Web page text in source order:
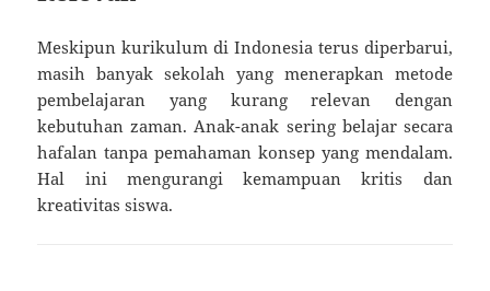
Meskipun kurikulum di Indonesia terus diperbarui,
masih banyak sekolah yang menerapkan metode
pembelajaran yang kurang relevan dengan
kebutuhan zaman. Anak-anak sering belajar secara
hafalan tanpa pemahaman konsep yang mendalam.
Hal ini mengurangi kemampuan kritis dan
kreativitas siswa.